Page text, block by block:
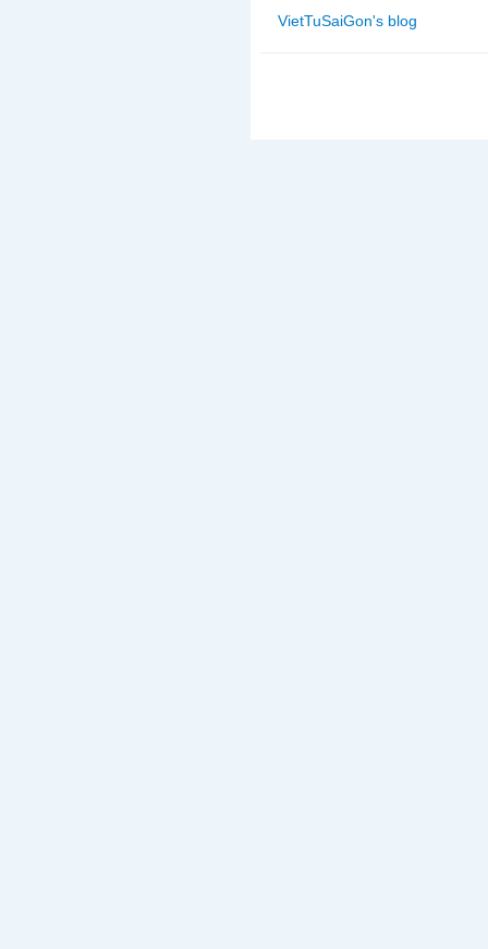
VietTuSaiGon's blog